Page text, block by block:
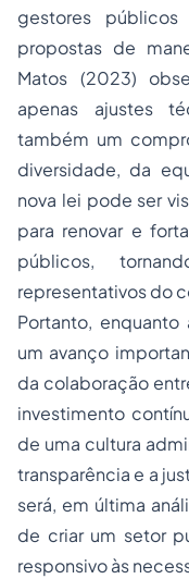
gestores
propostas de
Matos (2023)
apenas ajustes
também um
diversidade, da
nova lei pode ser
para renovar e
públicos,
representativos do
Portanto,
um avanço
da colaboração
investimento
de uma cultura
transparência e a
será, em última
de criar um setor
responsivo às